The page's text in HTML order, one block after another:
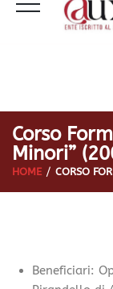
Corso
Minori”
HOME CORSO
Beneficiari: